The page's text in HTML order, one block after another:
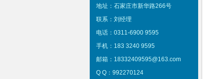
地址：石家庄市新华路266号
联系：刘经理
电话：0311-6900 9595
手机：183 3240 9595
邮箱：18332409595@163.com
Q Q：992270124